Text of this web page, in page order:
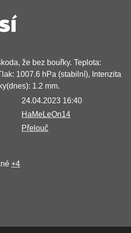
že bez bouřky. Teplota:
1007.6 hPa (stabilní), Intenzita
1.2 mm.
24.04.2023 16:40
HaMeLeOn14
Přelouč
+4